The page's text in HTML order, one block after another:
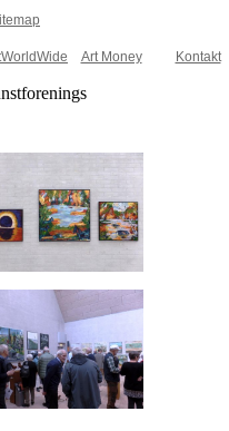
Art Money Kontakt